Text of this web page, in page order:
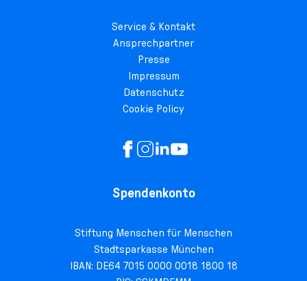
Service & Kontakt
Ansprechpartner
Presse
Impressum
Datenschutz
Cookie Policy
Spendenkonto
Stiftung Menschen für Menschen
Stadtsparkasse München
IBAN: DE64 7015 0000 0018 1800 18